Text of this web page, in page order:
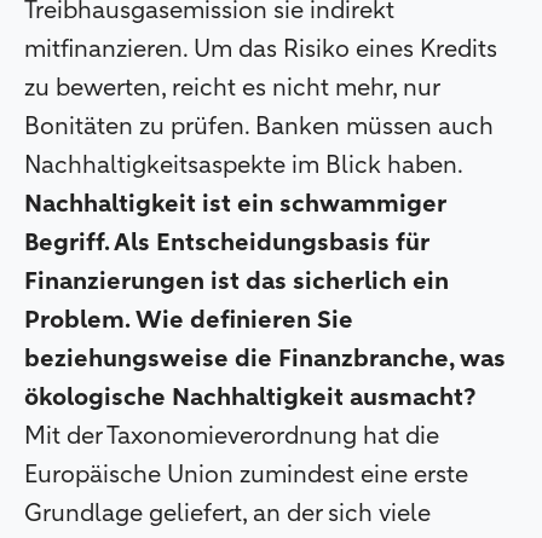
Treibhausgasemission sie indirekt
mitfinanzieren. Um das Risiko eines Kredits
zu bewerten, reicht es nicht mehr, nur
Bonitäten zu prüfen. Banken müssen auch
Nachhaltigkeitsaspekte im Blick haben.
Nachhaltigkeit ist ein schwammiger
Begriff. Als Entscheidungsbasis für
Finanzierungen ist das sicherlich ein
Problem. Wie definieren Sie
beziehungsweise die Finanzbranche, was
ökologische Nachhaltigkeit ausmacht?
Mit der Taxonomieverordnung hat die
Europäische Union zumindest eine erste
Grundlage geliefert, an der sich viele